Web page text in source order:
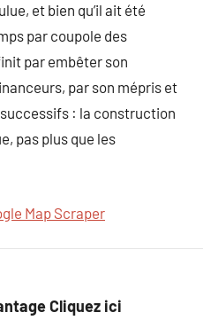
et bien qu’il ait été
par coupole des
par embêter son
par son mépris et
: la construction
pas plus que les
Map Scraper
Cliquez ici